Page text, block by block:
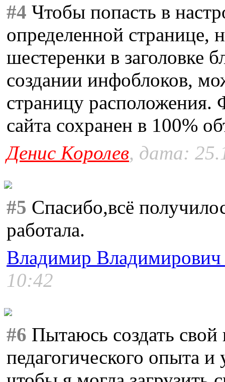
#4 Чтобы попасть в
определенной странице,
шестеренки в заголовке
создании инфоблоков,
страницу
сайта сохранен в 100%
Денис Королев, дата:
#5 Спасибо,всё
работала.
Владимир
10:42
#6 Пытаюсь создать
педагогического опыта